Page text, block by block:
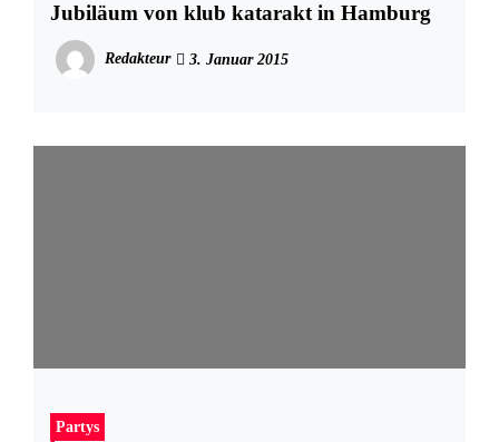
Jubiläum von klub katarakt in Hamburg
Redakteur 3. Januar 2015
Partys